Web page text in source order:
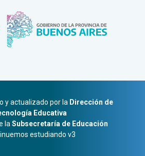
y actualizado por la Dirección de
Educativa
la Subsecretaría de Educación
estudiando v3